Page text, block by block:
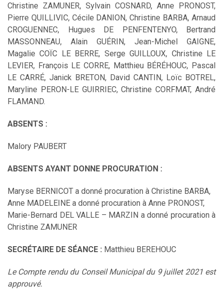
Christine ZAMUNER, Sylvain COSNARD, Anne PRONOST,
Pierre QUILLIVIC, Cécile DANION, Christine BARBA, Arnaud
CROGUENNEC, Hugues DE PENFENTENYO, Bertrand
MASSONNEAU, Alain GUÉRIN, Jean-Michel GAIGNE,
Magalie COÏC LE BERRE, Serge GUILLOUX, Christine LE
LEVIER, François LE CORRE, Matthieu BÉRÉHOUC, Pascal
LE CARRÉ, Janick BRETON, David CANTIN, Loïc BOTREL,
Maryline PERON-LE GUIRRIEC, Christine CORFMAT, André
FLAMAND.
ABSENTS :
Malory PAUBERT
ABSENTS AYANT DONNE PROCURATION :
Maryse BERNICOT a donné procuration à Christine BARBA,
Anne MADELEINE a donné procuration à Anne PRONOST,
Marie-Bernard DEL VALLE – MARZIN a donné procuration à
Christine ZAMUNER
SECRÉTAIRE DE SÉANCE : Matthieu BEREHOUC
Le Compte rendu du Conseil Municipal du 9 juillet 2021 est
approuvé.